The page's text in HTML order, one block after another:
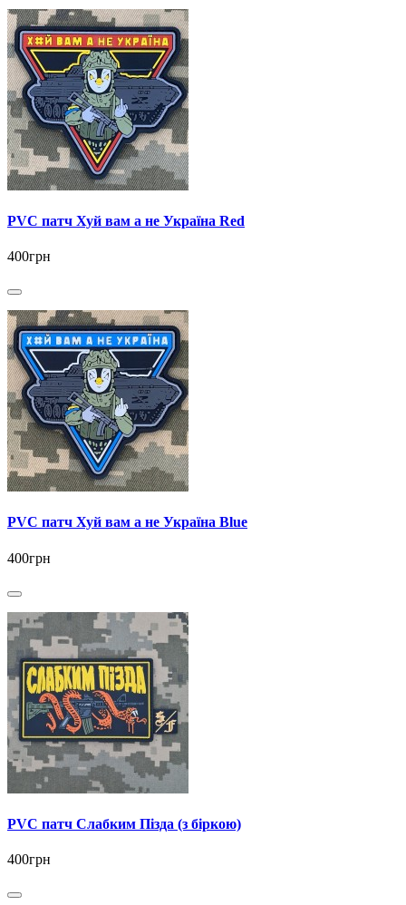
PVC патч Хуй вам а не Україна Red
400грн
PVC патч Хуй вам а не Україна Blue
400грн
PVC патч Слабким Пізда (з біркою)
400грн